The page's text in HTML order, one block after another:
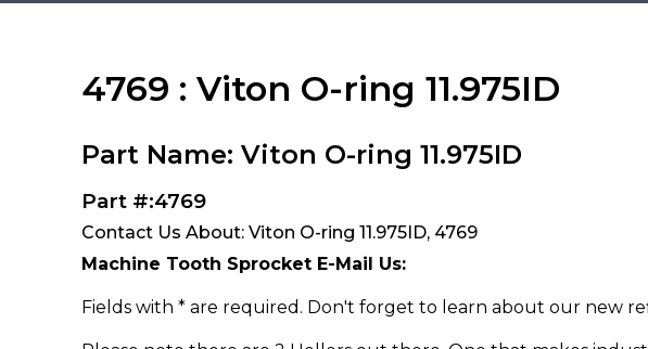
4769 : Viton O-ring 11.975ID
Part Name: Viton O-ring 11.975ID
Part #:4769
Contact Us About: Viton O-ring 11.975ID, 4769
Machine Tooth Sprocket E-Mail Us:
Fields with * are required. Don't forget to learn about our new